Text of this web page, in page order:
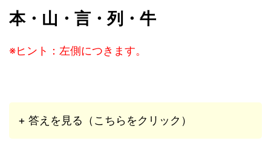
本・山・言・列・牛
※ヒント：左側につきます。
+ 答えを見る（こちらをクリック）